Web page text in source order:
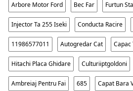
Arbore Motor Ford Bec Far Furtun
Injector Ta 255 Iseki Conducta Racire
11986577011 Autogredar Cat Capac
Hitachi Placa Ghidare Culturiiptgoldoni
Ambreiaj Pentru Fai 685 Capat Bara